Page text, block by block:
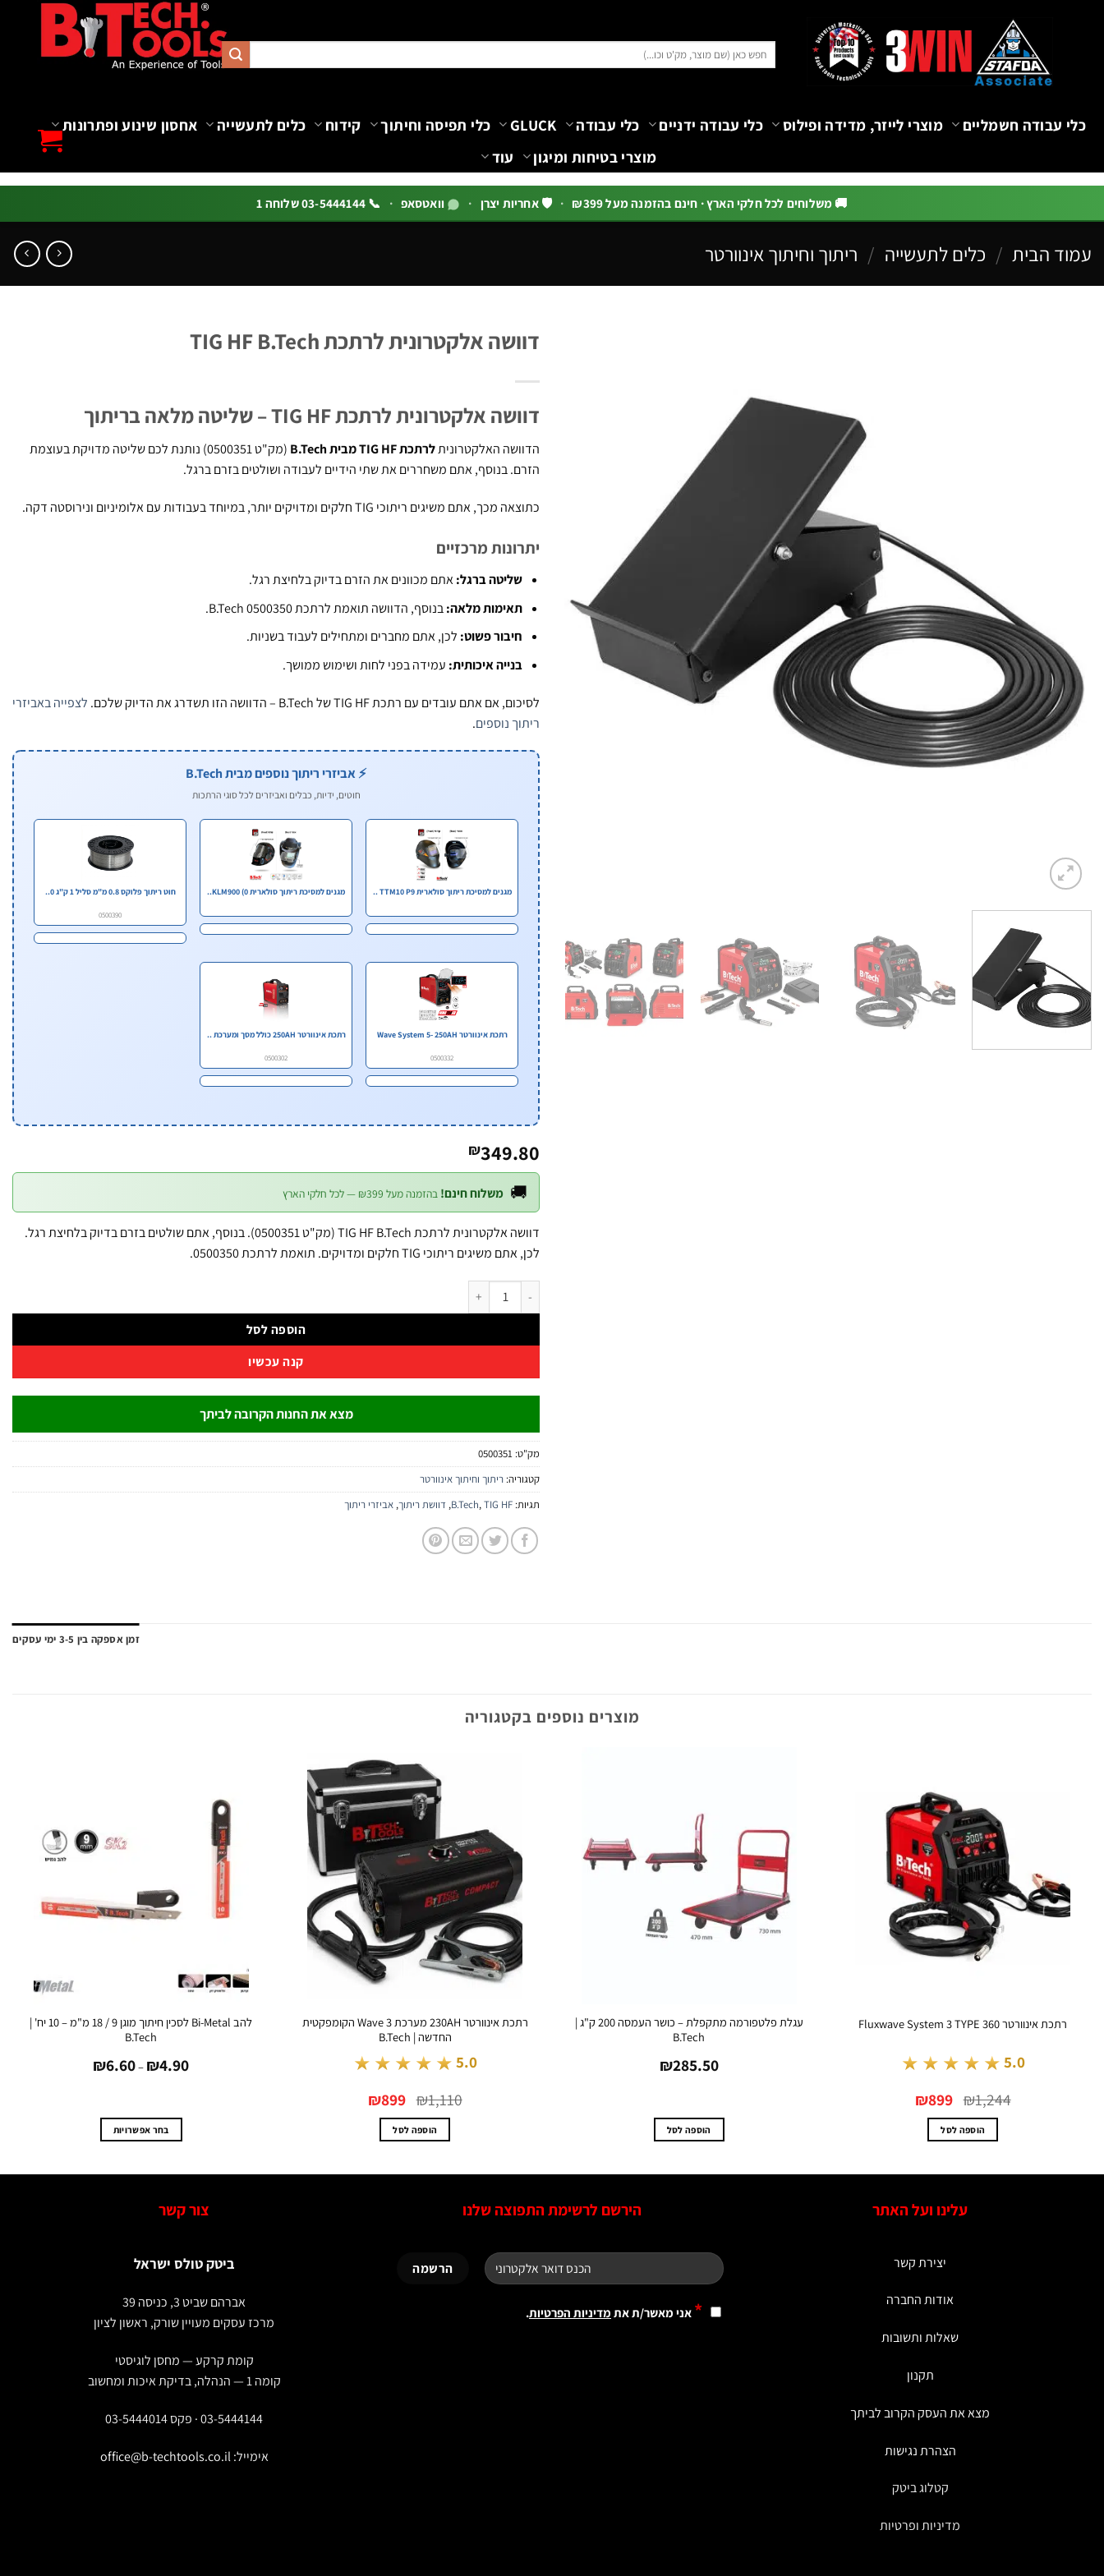
כלי עבודה חשמליים מוצרי לייזר, מדידה ופילוס כלי עבודה ידניים כלי עבודה GLUCK כלי תפיסה וחיתוך קידוח כלים לתעשייה
אחסון שינוע ופתרונות
מוצרי בטיחות ומיגון
עוד
🚚 משלוחים לכל חלקי הארץ · חינם בהזמנה מעל ₪399 · 🛡️ אחריות יצרן · וואטסאפ · 📞 03-5444144 שלוחה 1
עמוד הבית / כלים לתעשייה / ריתוך וחיתוך אינוורטר
דוושה אלקטרונית לרתכת TIG HF B.Tech
דוושה אלקטרונית לרתכת TIG HF – שליטה מלאה בריתוך
הדוושה האלקטרוניתלרתכת TIG HF מבית B.Tech
(מק"ט 0500351) נותנת לכם שליטה מדויקת בעוצמת
הזרם. בנוסף, אתם משחררים את שתי הידיים לעבודה ושולטים בזרם ברגל.
כתוצאה מכך, אתם משיגים ריתוכי TIG חלקים ומדויקים יותר, במיוחד בעבודות עם אלומיניום ונירוסטה דקה.
יתרונות מרכזיים
שליטה ברגל:אתם מכוונים את הזרם בדיוק בלחיצת רגל.
תאימות מלאה:בנוסף, הדוושה תואמת לרתכת B.Tech 0500350.
חיבור פשוט: לכן, אתם מחברים ומתחילים לעבוד בשניות.
בנייה איכותית: עמידה בפני לחות ושימוש ממושך.
לסיכום, אם אתם עובדים עם רתכת TIG HF של B.Tech – הדוושה הזו תשדרג את הדיוק שלכם.
לצפייה באביזרי
ריתוך נוספים.
⚡ אביזרי ריתוך נוספים מבית B.Tech
חוטים, ידיות, כבלים ואביזרים לכל סוגי הרתכות
מגנים למסיכת ריתוך סולארית TTM10 P9 .. מגנים למסיכת ריתוך סולארית KLM900 (0.. חוט ריתוך פלוקס 0.8 מ"מ סליל 1 ק"ג 0..
0500390
רתכת אינוורטר Wave System 5- 250AH
0500332
רתכת אינוורטר 250AH כולל מסך ומערכת ..
0500302
₪349.80
🚚 משלוח חינם! בהזמנה מעל ₪399 — לכל חלקי הארץ
דוושה אלקטרונית לרתכת TIG HF B.Tech (מק"ט 0500351). בנוסף, אתם שולטים בזרם בדיוק בלחיצת רגל.
לכן, אתם משיגים ריתוכי TIG חלקים ומדויקים. תואמת לרתכת 0500350.
כמות של דוושה אלקטרונית לרתכת TIG HF B.Tech
הוספה לסל
קנה עכשיו
מצא את החנות הקרובה לביתך
מק"ט: 0500351
קטגוריה: ריתוך וחיתוך אינוורטר
תגיות:
B.Tech,TIG HF
, דוושת ריתוך, אביזרי ריתוך
זמן אספקה בין 3-5 ימי עסקים
מוצרים נוספים בקטגוריה
רתכת אינוורטר Fluxwave System 3 TYPE 360
★★★★★ 5.0
₪1,244 המקורי
היה:
₪1,244.
₪899
הוספה לסל
עגלת פלטפורמה מתקפלת – כושר העמסה 200 ק"ג |
B.Tech
₪285.50
הוספה לסל
רתכת אינוורטר 230AH מערכת Wave 3 הקומפקטית
החדשה | B.Tech
★★★★★ 5.0
₪1,110 המקורי
היה:
₪1,110.
₪899
הוספה לסל
להב Bi-Metal לסכין חיתוך מוגן 9 / 18 מ"מ – 10 יח' |
B.Tech
₪4.90
–
₪6.60 מחירים:
בחר אפשרויות
לבחור
האפשרויות
בעמוד
עלינו ועל האתר
יצירת קשר
אודות החברה
שאלות ותשובות
תקנון
מצא את העסק הקרוב לביתך
הצהרת נגישות
קטלוג ביטק
מדיניות ופרטיות
הירשם לרשימת התפוצה שלנו
* אני מאשר/ת את מדיניות הפרטיות.
צור קשר
ביטק טולס ישראל
אברהם שביט 3, כניסה 39
מרכז עסקים מעויין שורק, ראשון לציון
קומת קרקע — מחסן לוגיסטי
קומה 1 — הנהלה, בדיקת איכות ומחשוב
03-5444144 · פקס 03-5444014
אימייל:office@b-techtools.co.il